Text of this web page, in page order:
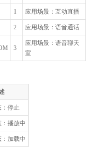
1 应用场景：互动直播
2 应用场景：语音通话
3
应用场景：语音聊天
室
停止
播放中
加载中